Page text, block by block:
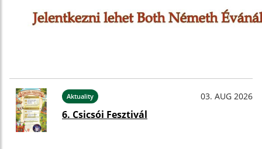
Aktuality 03. AUG 2026
6. Csicsói Fesztivál